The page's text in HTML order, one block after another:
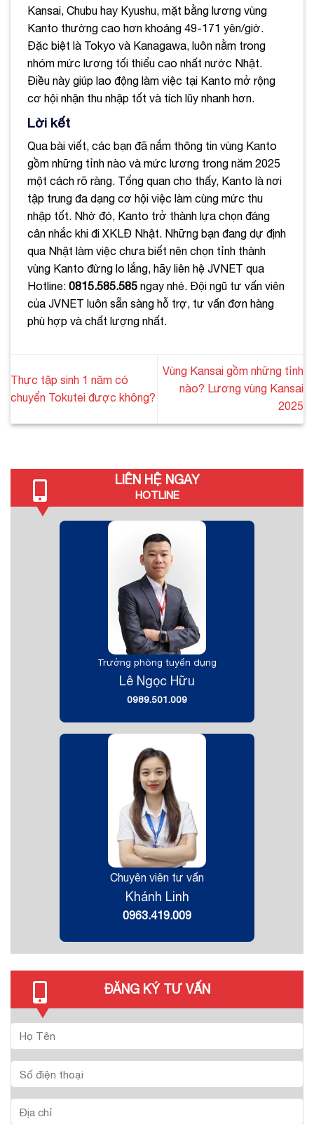
Kansai, Chubu hay Kyushu, mặt bằng lương vùng
Kanto thường cao hơn khoảng 49-171 yên/giờ.
Đặc biệt là Tokyo và Kanagawa, luôn nằm trong
nhóm mức lương tối thiểu cao nhất nước Nhật.
Điều này giúp lao động làm việc tại Kanto mở rộng
cơ hội nhận thu nhập tốt và tích lũy nhanh hơn.
Lời kết
Qua bài viết, các bạn đã nắm thông tin vùng Kanto
gồm những tỉnh nào và mức lương trong năm 2025
một cách rõ ràng. Tổng quan cho thấy, Kanto là nơi
tập trung đa dạng cơ hội việc làm cùng mức thu
nhập tốt. Nhờ đó, Kanto trở thành lựa chọn đáng
cân nhắc khi đi XKLĐ Nhật. Những bạn đang dự định
qua Nhật làm việc chưa biết nên chọn tỉnh thành
vùng Kanto đừng lo lắng, hãy liên hệ JVNET qua
Hotline: 0815.585.585 ngay nhé. Đội ngũ tư vấn viên
của JVNET luôn sẵn sàng hỗ trợ, tư vấn đơn hàng
phù hợp và chất lượng nhất.
Thực tập sinh 1 năm có
chuyển Tokutei được không?
Vùng Kansai gồm những tỉnh
nào? Lương vùng Kansai
2025
LIÊN HỆ NGAY
HOTLINE
Trưởng phòng tuyển dụng
Lê Ngọc Hữu
0989.501.009
Chuyên viên tư vấn
Khánh Linh
0963.419.009
ĐĂNG KÝ TƯ VẤN